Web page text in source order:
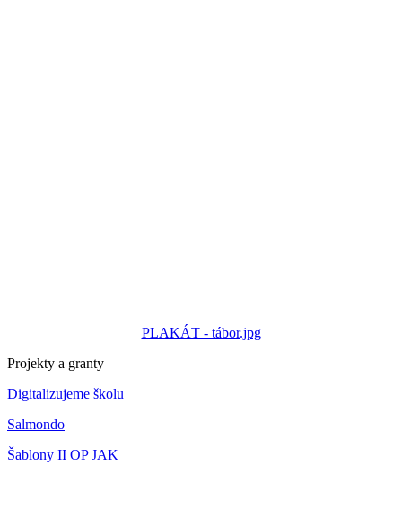
PLAKÁT - tábor.jpg
Projekty a granty
Digitalizujeme školu
Salmondo
Šablony II OP JAK